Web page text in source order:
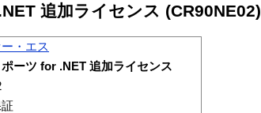
追加ライセンス (CR90NE02)
・エス
ーツ for .NET 追加ライセンス